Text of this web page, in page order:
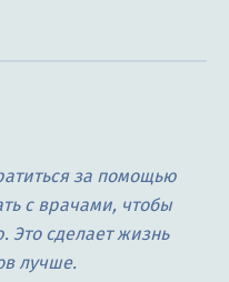
за помощью
с врачами, чтобы
Это сделает жизнь
лучше.